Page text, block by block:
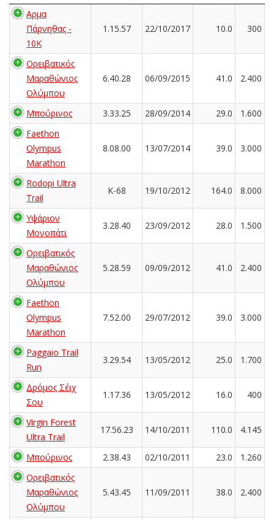
Αρμα
Πάρνηθας -
10K
1.15.57 22/10/2017 10.0 300
Ορειβατικός
Μαραθώνιος
Ολύμπου
6.40.28 06/09/2015 41.0 2.400
Μπούρινος 3.33.25 28/09/2014 29.0
1.600
Faethon
Olympus
Marathon
8.08.00 13/07/2014 39.0 3.000
Rodopi Ultra
Trail
K-68 19/10/2012 164.0 8.000
Υψάριον
Μονοπάτι
3.28.40 23/09/2012 28.0 1.500
Ορειβατικός
Μαραθώνιος
Ολύμπου
5.28.59 09/09/2012 41.0 2.400
Faethon
Olympus
Marathon
7.52.00 29/07/2012 39.0 3.000
Paggaio Trail
Run
3.29.54 13/05/2012 25.0 1.700
Δρόμος Σέιχ
Σου
1.17.36 13/05/2012 16.0 400
Virgin Forest
Ultra Trail
17.56.23 14/10/2011 110.0 4.145
Μπούρινος 2.38.43 02/10/2011 23.0
1.260
Ορειβατικός
Μαραθώνιος
Ολύμπου
5.43.45 11/09/2011 38.0 2.400